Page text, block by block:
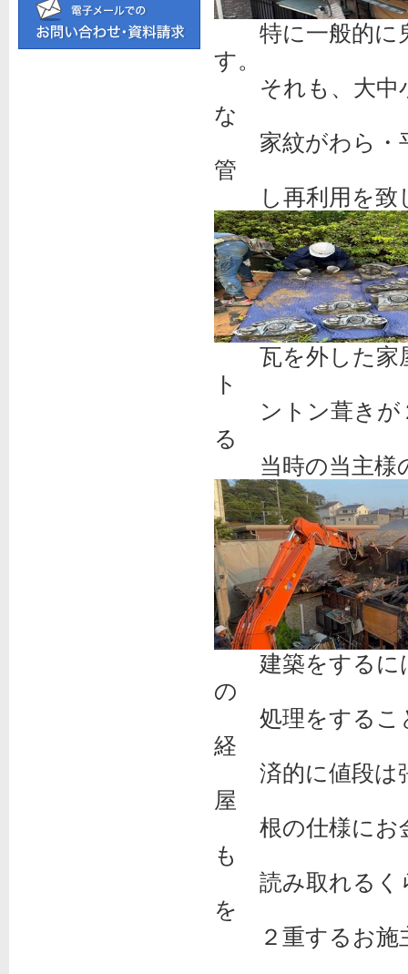
特に一般的に鬼
す。
それも、大中小
な
家紋がわら・平
管
し再利用を致
瓦を外した家屋
ト
ントン葺きが２
る
当時の当主様の
建築をするには
の
処理をすること
経
済的に値段は張
屋
根の仕様にお金
も
読み取れるくら
を
２重するお施